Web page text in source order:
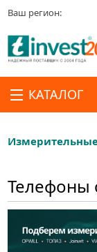
Ваш регион:
КАТАЛОГ
Телефоны